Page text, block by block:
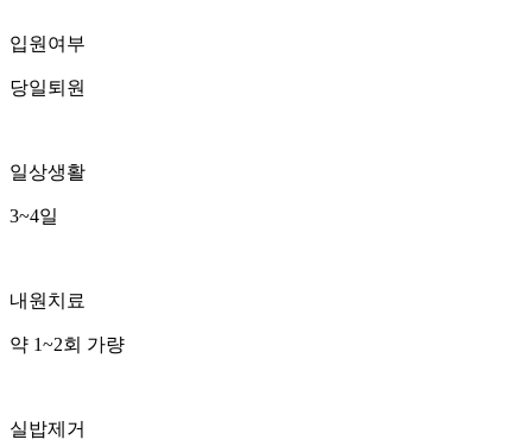
입원여부
당일퇴원
일상생활
3~4일
내원치료
약 1~2회 가량
실밥제거